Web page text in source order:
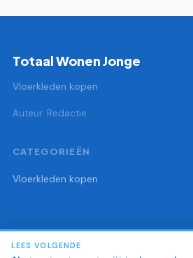
Totaal Wonen Jonge
Vloerkleden kopen
Auteur: Redactie
CATEGORIEËN
Vloerkleden kopen
© 2026 Totaal Wonen Jonge
LEES VOLGENDE